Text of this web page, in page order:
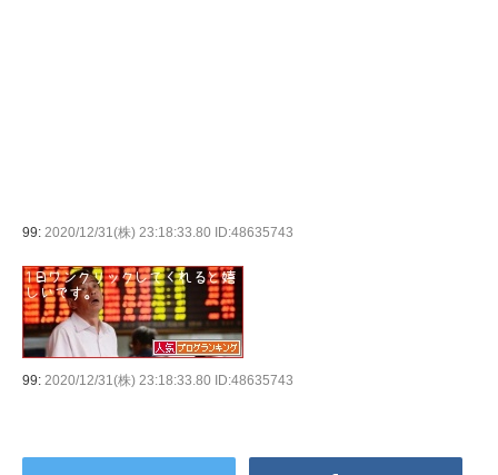
99: 2020/12/31(株) 23:18:33.80 ID:48635743
99: 2020/12/31(株) 23:18:33.80 ID:48635743